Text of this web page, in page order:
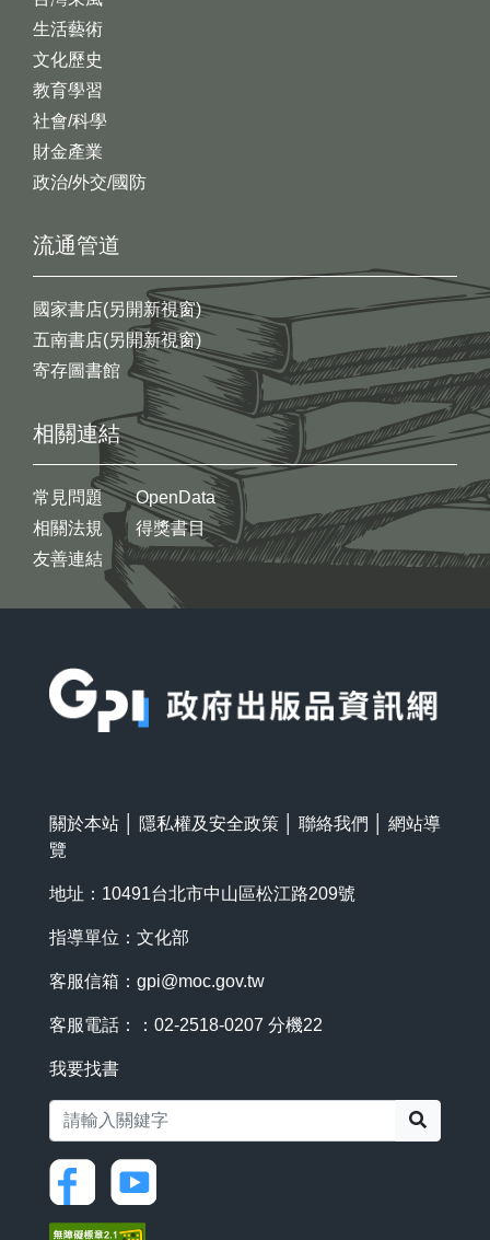
生活藝術
文化歷史
教育學習
社會/科學
財金產業
政治/外交/國防
流通管道
國家書店(另開新視窗)
五南書店(另開新視窗)
寄存圖書館
相關連結
常見問題
相關法規
友善連結
OpenData
得獎書目
關於本站 隱私權及安全政策 聯絡我們
網站導
覽
地址：10491台北市中山區松江路209號
指導單位：文化部
客服信箱： gpi@moc.gov.tw
客服電話：：02-2518-0207 分機22
我要找書